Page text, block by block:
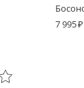
7 995